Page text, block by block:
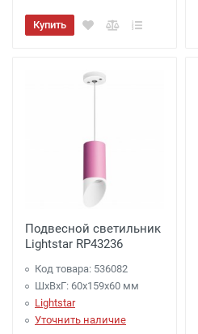
Купить
Подвесной светильник
Lightstar RP43236
Код товара: 536082
ШхВхГ: 60x159x60 мм
Lightstar
Уточнить наличие